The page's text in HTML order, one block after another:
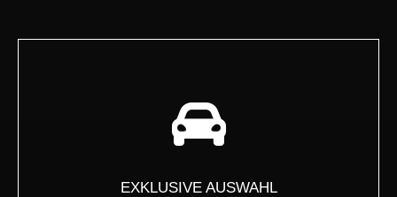
EXKLUSIVE AUSWAHL